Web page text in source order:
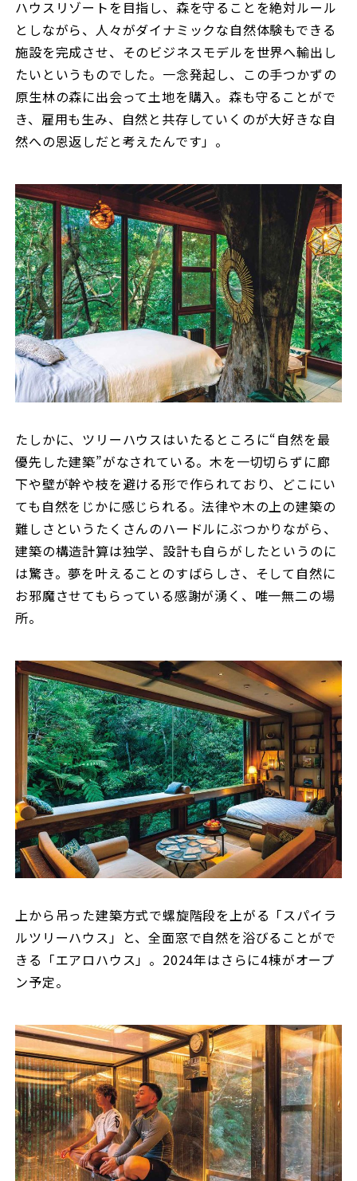
ハウスリゾートを目指し、森を守ることを絶対ルール
としながら、人々がダイナミックな自然体験もできる
施設を完成させ、そのビジネスモデルを世界へ輸出し
たいというものでした。一念発起し、この手つかずの
原生林の森に出会って土地を購入。森も守ることがで
き、雇用も生み、自然と共存していくのが大好きな自
然への恩返しだと考えたんです」。
たしかに、ツリーハウスはいたるところに“自然を最
優先した建築”がなされている。木を一切切らずに廊
下や壁が幹や枝を避ける形で作られており、どこにい
ても自然をじかに感じられる。法律や木の上の建築の
難しさというたくさんのハードルにぶつかりながら、
建築の構造計算は独学、設計も自らがしたというのに
は驚き。夢を叶えることのすばらしさ、そして自然に
お邪魔させてもらっている感謝が湧く、唯一無二の場
所。
上から吊った建築方式で螺旋階段を上がる「スパイラ
ルツリーハウス」と、全面窓で自然を浴びることがで
きる「エアロハウス」。2024年はさらに4棟がオープ
ン予定。